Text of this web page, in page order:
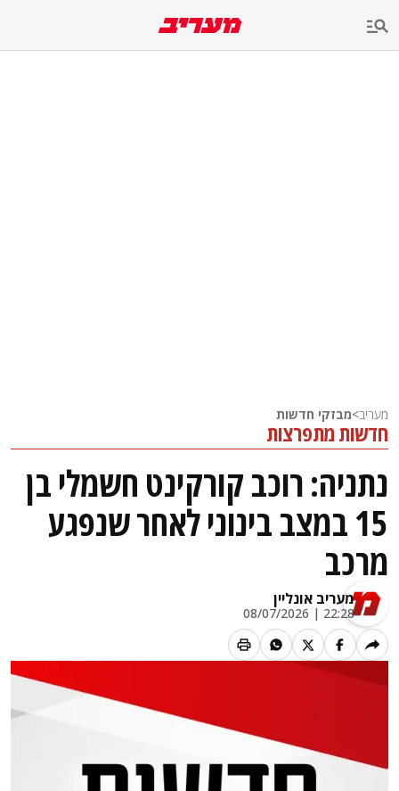
מעריב>מבזקי חדשות
חדשות מתפרצות
נתניה: רוכב קורקינט חשמלי בן
15 במצב בינוני לאחר שנפגע
מרכב
מעריב אונליין
22:28 | 08/07/2026